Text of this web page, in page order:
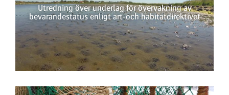
Utredning över underlag för övervakning av
bevarandestatus enligt art-och habitatdirektivet